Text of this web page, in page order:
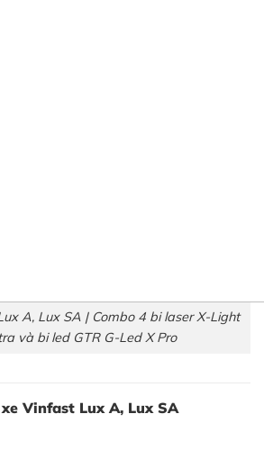
A, Lux SA | Combo 4 bi laser X-Light
và bi led GTR G-Led X Pro
Vinfast Lux A, Lux SA